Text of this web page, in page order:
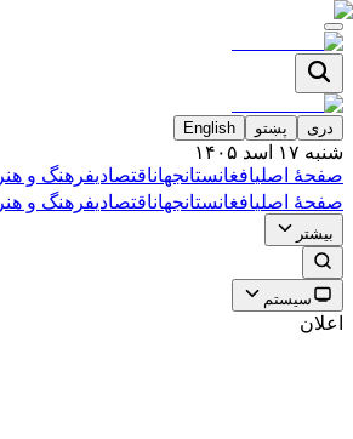
دری پښتو English
شنبه ۱۷ اسد ۱۴۰۵
صفحۀ اصلیافغانستانجهاناقتصادیفرهنگ و هنر
صفحۀ اصلیافغانستانجهاناقتصادیفرهنگ و هنر
بیشتر
سیستم
اعلان